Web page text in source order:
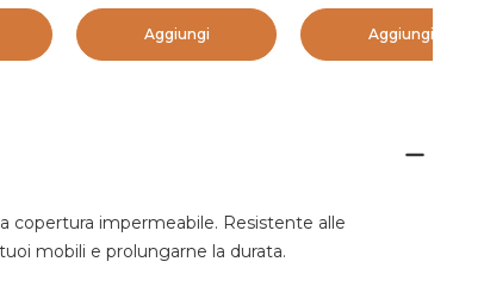
Aggiungi Aggiungi
copertura impermeabile. Resistente alle
mobili e prolungarne la durata.